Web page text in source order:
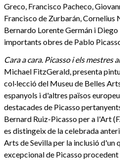
Greco, Francisco Pacheco,
Francisco de Zurbarán,
Bernardo Lorente Germán i
importants obres de Pablo
Cara a cara. Picasso i els mestres
Michael FitzGerald, presenta
col·lecció del Museu de Belles
espanyols i d'altres països
destacades de Picasso
Bernard Ruiz-Picasso per a l'Art
es distingeix de la celebrada
Arts de Sevilla per la inclusió d'un
excepcional de Picasso